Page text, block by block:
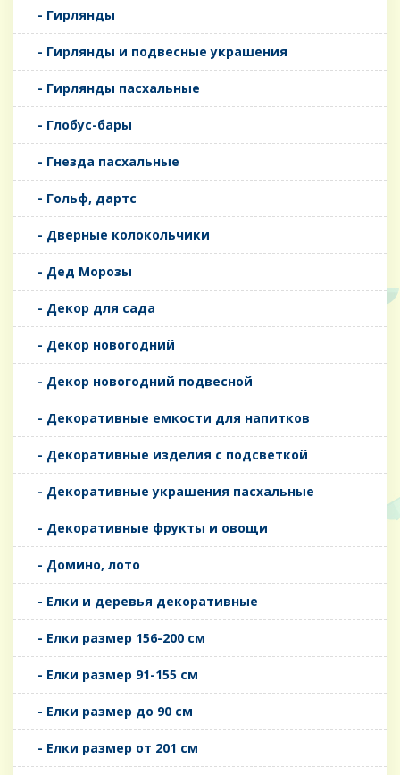
- Гирлянды
- Гирлянды и подвесные украшения
- Гирлянды пасхальные
- Глобус-бары
- Гнезда пасхальные
- Гольф, дартс
- Дверные колокольчики
- Дед Морозы
- Декор для сада
- Декор новогодний
- Декор новогодний подвесной
- Декоративные емкости для напитков
- Декоративные изделия с подсветкой
- Декоративные украшения пасхальные
- Декоративные фрукты и овощи
- Домино, лото
- Елки и деревья декоративные
- Елки размер 156-200 см
- Елки размер 91-155 см
- Елки размер до 90 см
- Елки размер от 201 см